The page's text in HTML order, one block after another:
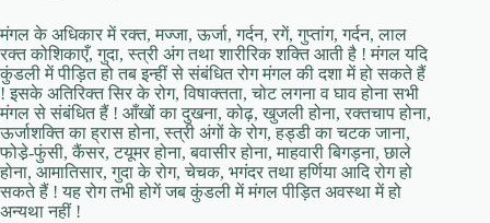
मंगल के अधिकार में रक्त, मज्जा, ऊर्जा, गर्दन, रगें, गुप्तांग, गर्दन, लाल
रक्त कोशिकाएँ, गुदा, स्त्री अंग तथा शारीरिक शक्ति आती है ! मंगल यदि
कुंडली में पीड़ित हो तब इन्हीं से संबंधित रोग मंगल की दशा में हो सकते हैं
! इसके अतिरिक्त सिर के रोग, विषाक्तता, चोट लगना व घाव होना सभी
मंगल से संबंधित हैं ! आँखों का दुखना, कोढ़, खुजली होना, रक्तचाप होना,
ऊर्जाशक्ति का ह्रास होना, स्त्री अंगों के रोग, हड्डी का चटक जाना,
फोडे़-फुंसी, कैंसर, टयूमर होना, बवासीर होना, माहवारी बिगड़ना, छाले
होना, आमातिसार, गुदा के रोग, चेचक, भगंदर तथा हर्णिया आदि रोग हो
सकते हैं ! यह रोग तभी होगें जब कुंडली में मंगल पीड़ित अवस्था में हो
अन्यथा नहीं !